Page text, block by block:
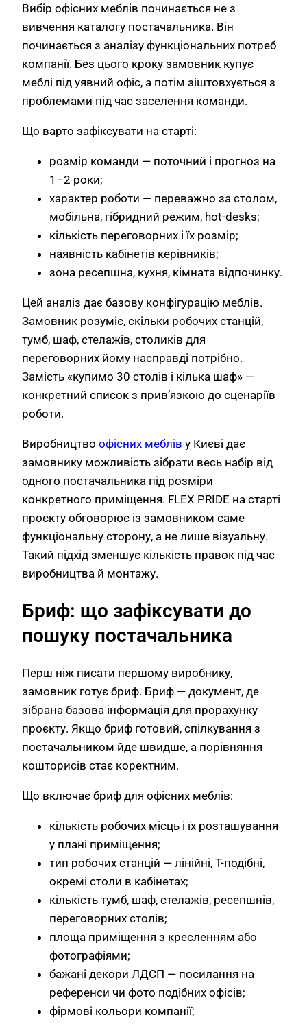
Вибір офісних меблів починається не з
вивчення каталогу постачальника. Він
починається з аналізу функціональних потреб
компанії. Без цього кроку замовник купує
меблі під уявний офіс, а потім зіштовхується з
проблемами під час заселення команди.
Що варто зафіксувати на старті:
розмір команди — поточний і прогноз на
1–2 роки;
характер роботи — переважно за столом,
мобільна, гібридний режим, hot-desks;
кількість переговорних і їх розмір;
наявність кабінетів керівників;
зона ресепшна, кухня, кімната відпочинку.
Цей аналіз дає базову конфігурацію меблів.
Замовник розуміє, скільки робочих станцій,
тумб, шаф, стелажів, столиків для
переговорних йому насправді потрібно.
Замість «купимо 30 столів і кілька шаф» —
конкретний список з прив’язкою до сценаріїв
роботи.
Виробництвоофісних меблів у Києві дає
замовнику можливість зібрати весь набір від
одного постачальника під розміри
конкретного приміщення. FLEX PRIDE на старті
проєкту обговорює із замовником саме
функціональну сторону, а не лише візуальну.
Такий підхід зменшує кількість правок під час
виробництва й монтажу.
Бриф: що зафіксувати до
пошуку постачальника
Перш ніж писати першому виробнику,
замовник готує бриф. Бриф — документ, де
зібрана базова інформація для прорахунку
проєкту. Якщо бриф готовий, спілкування з
постачальником йде швидше, а порівняння
кошторисів стає коректним.
Що включає бриф для офісних меблів:
кількість робочих місць і їх розташування
у плані приміщення;
тип робочих станцій — лінійні, T-подібні,
окремі столи в кабінетах;
кількість тумб, шаф, стелажів, ресепшнів,
переговорних столів;
площа приміщення з кресленням або
фотографіями;
бажані декори ЛДСП — посилання на
референси чи фото подібних офісів;
фірмові кольори компанії;